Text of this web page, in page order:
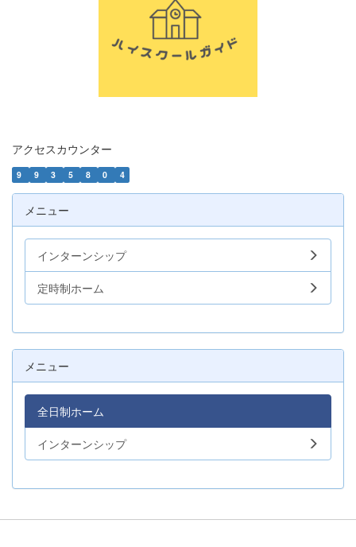
アクセスカウンター
9 9 3 5 8 0 4
メニュー
インターンシップ
定時制ホーム
メニュー
全日制ホーム
インターンシップ